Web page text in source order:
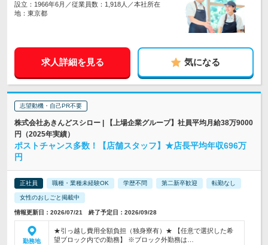
設立：1966年6月／従業員数：1,918人／本社所在
地：東京都
求人詳細を見る 気になる
志望動機・自己PR不要
株式会社あきんどスシロー | 【上場企業グループ】社員平均月給38万9000
円（2025年実績）
ポストチャンス多数！【店舗スタッフ】★店長平均年収696万
円
正社員 職種・業種未経験OK 学歴不問 第二新卒歓迎 転勤なし
女性のおしごと掲載中
情報更新日：2026/07/21 終了予定日：2026/09/28
勤務地
★引っ越し費用全額負担（独身寮有）★ 【任意で選択した希
望ブロック内での勤務】 ※ブロック外勤務は…